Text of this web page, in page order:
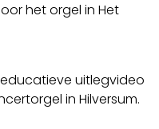
het orgel in Het
uitlegvideo
in Hilversum.